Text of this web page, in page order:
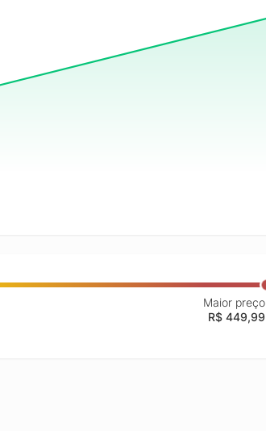
Maior preço
R$ 449,99